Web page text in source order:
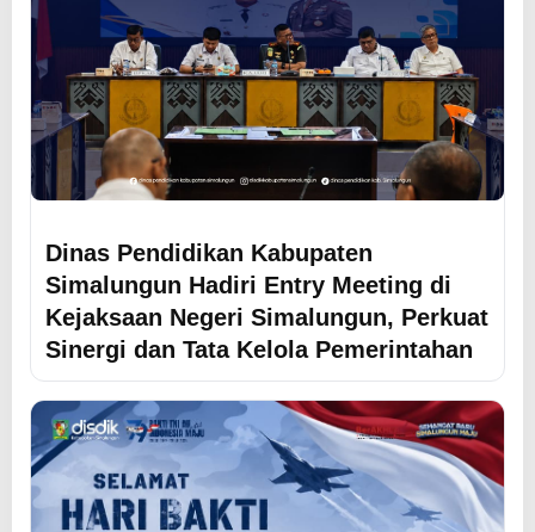
Dinas Pendidikan Kabupaten
Simalungun Hadiri Entry Meeting di
Kejaksaan Negeri Simalungun, Perkuat
Sinergi dan Tata Kelola Pemerintahan